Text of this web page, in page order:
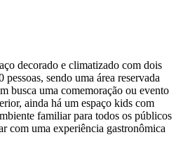
decorado e climatizado com dois
pessoas, sendo uma área reservada
busca uma comemoração ou evento
ainda há um espaço kids com
familiar para todos os públicos
com uma experiência gastronômica